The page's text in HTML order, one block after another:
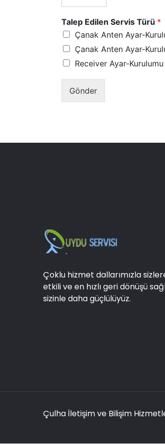
Talep Edilen Servis Türü *
Çanak Anten Ayar-
Çanak Anten Ayar-
Receiver Ayar-Kurulumu
Gönder
Çoklu hizmet dallarımızla
etkili ve en hızlı geri dönüşü
sizinle daha güçlülüyüz.
Çulha İletişim ve Bilişim